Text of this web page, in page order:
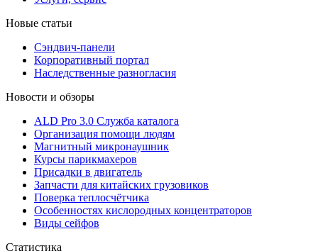
Новые статьи
Сэндвич-панели
Корпоративный портал
Наследственные разногласия
Новости и обзоры
ALD Pro 3.0 Служба каталога
Организация помощи людям
Магнитный микронаушник
Курсы парикмахеров
Присадки в двигатель
Запчасти для китайских грузовиков
Поверка теплосчётчика
Особенностях кислородных концентраторов
Виды сейфов
Статистика